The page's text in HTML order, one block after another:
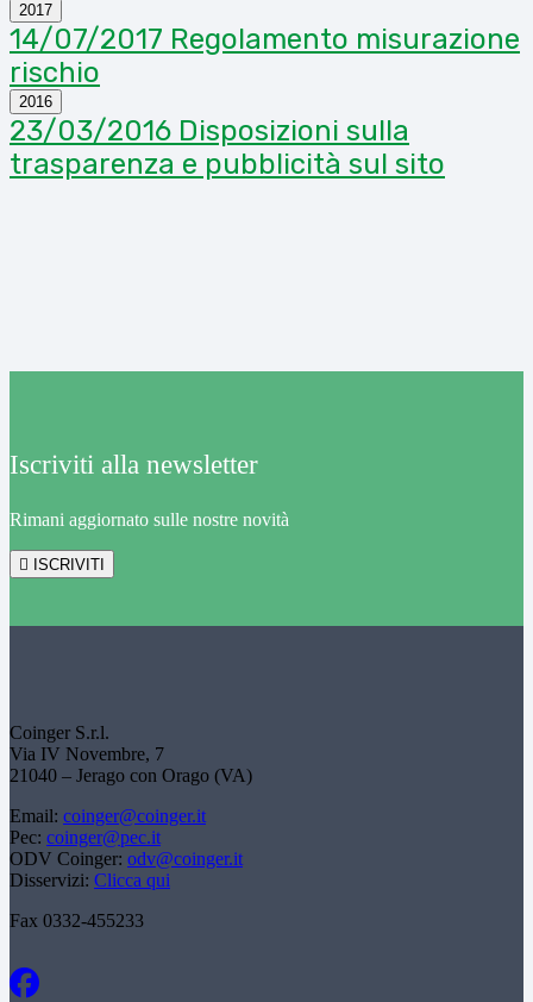
2017
14/07/2017 Regolamento misurazione
rischio
2016
23/03/2016 Disposizioni sulla
trasparenza e pubblicità sul sito
Iscriviti alla newsletter
Rimani aggiornato sulle nostre novità
ISCRIVITI
Coinger S.r.l.
Via IV Novembre, 7
21040 – Jerago con Orago (VA)
Email: coinger@coinger.it
Pec: coinger@pec.it
ODV Coinger: odv@coinger.it
Disservizi: Clicca qui
Fax 0332-455233